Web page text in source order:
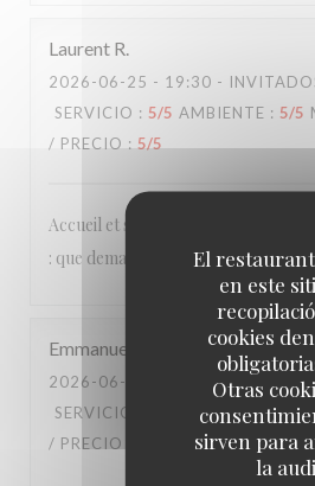
El
en este
cookies
Otras
sirven para
la
Laurent R
2026-06-25 - 19:30 -
SERVICIO : 5/5 AMBIENTE : 5/5
/ PRECIO : 5/5
Accueil et services agréables et
: que demander de plus ?
Emmanuel
2026-06-20
- 20:15 -
SERVICIO
AMBIENTE: 3/5
/ PRECIO